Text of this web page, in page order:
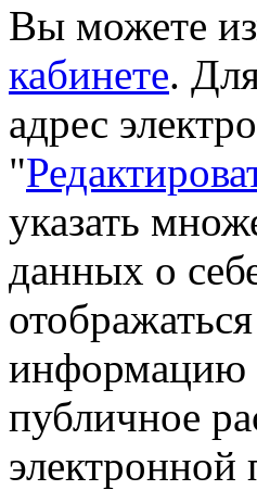
Вы можете
кабинете.
адрес
"
указать
данных о
информацию
публичное
электронной